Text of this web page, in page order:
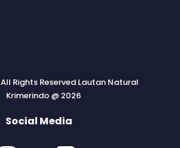
Rights Reserved Lautan Natural
Krimerindo @ 2026
Social Media